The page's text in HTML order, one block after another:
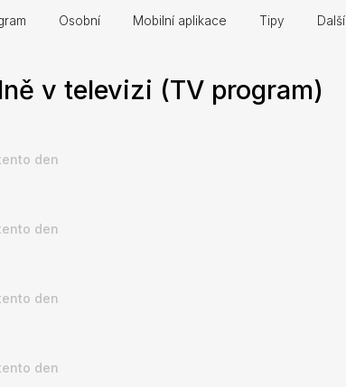
Osobní Mobilní aplikace Tipy Další
v televizi (TV program)
den
den
den
den